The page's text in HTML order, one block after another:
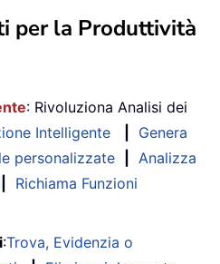
per la Produttività
: Rivoluziona Analisi dei
Intelligente
Genera
personalizzate
Analizza
Richiama Funzioni
:Trova, Evidenzia o